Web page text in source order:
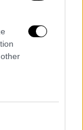
υπόψη
είναι
διατροφή,
(Global